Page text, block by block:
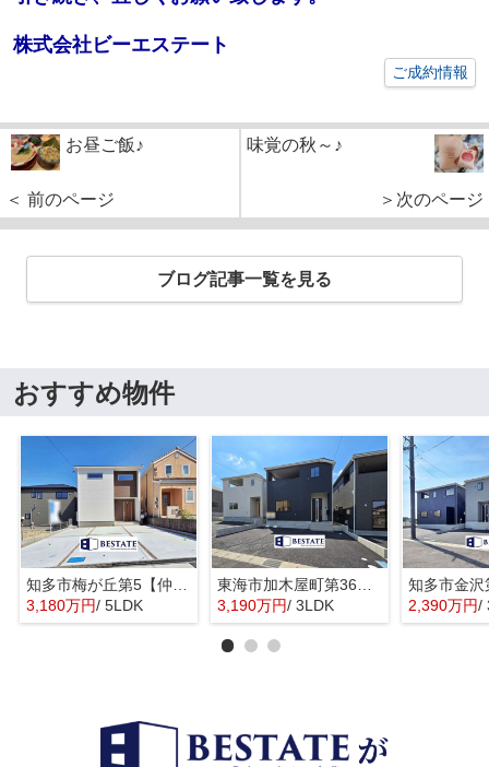
株式会社ビーエステート
ご成約情報
お昼ご飯♪
＜ 前のページ
味覚の秋～♪
＞次のページ
ブログ記事一覧を見る
おすすめ物件
3,180万円/ 5LDK
3,190万円/ 3LDK 2,390万円/